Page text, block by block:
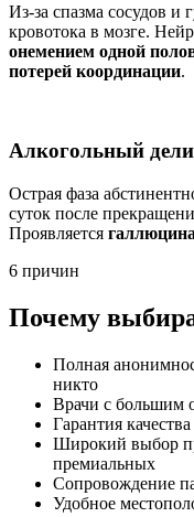
Из-за спазма сосудов и
кровотока в мозге.
онемением одной
потерей координации.
Алкогольный
Острая фаза
суток после
Проявляется
6 причин
Почему
Полная
никто
Врачи с большим
Гарантия
Широкий выбор
премиальных
Сопровождение
Удобное